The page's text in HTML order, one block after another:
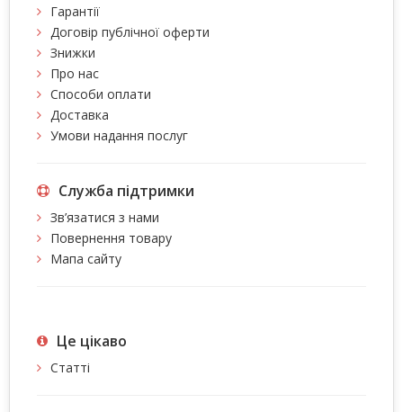
Гарантії
Договір публічної оферти
Знижки
Про нас
Способи оплати
Доставка
Умови надання послуг
Служба підтримки
Зв’язатися з нами
Повернення товару
Мапа сайту
Це цiкаво
Статті